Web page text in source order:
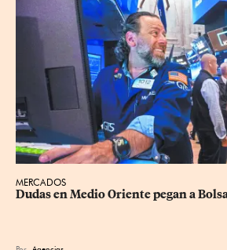
MERCADOS
Dudas en Medio Oriente pegan a